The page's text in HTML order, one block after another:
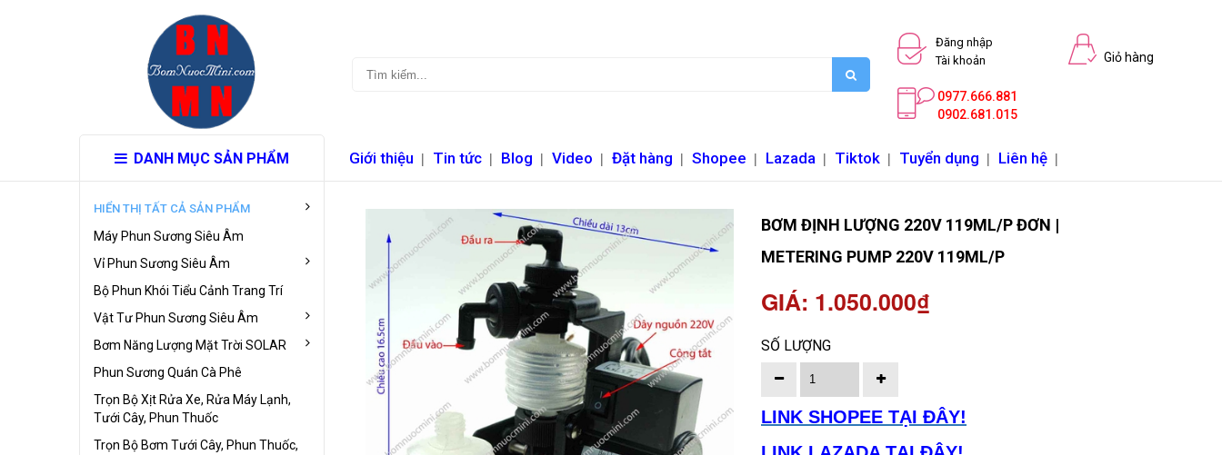
Đăng nhập
Tài khoản
Giỏ hàng
0977.666.881
0902.681.015
DANH MỤC SẢN PHẨM Giới thiệu | Tin tức | Blog | Video | Đặt hàng | Shopee | Lazada | Tiktok | Tuyển dụng | Liên hệ |
HIỂN THỊ TẤT CẢ SẢN PHẨM
Máy Phun Sương Siêu Âm
Vỉ Phun Sương Siêu Âm
Bộ Phun Khói Tiểu Cảnh Trang Trí
Vật Tư Phun Sương Siêu Âm
Bơm Năng Lượng Mặt Trời SOLAR
Phun Sương Quán Cà Phê
Trọn Bộ Xịt Rửa Xe, Rửa Máy Lạnh,
Tưới Cây, Phun Thuốc
Trọn Bộ Bơm Tưới Cây, Phun Thuốc,
BƠM ĐỊNH LƯỢNG 220V 119ML/P ĐƠN |
METERING PUMP 220V 119ML/P
GIÁ: 1.050.000₫
SỐ LƯỢNG
LINK SHOPEE TẠI ĐÂY!